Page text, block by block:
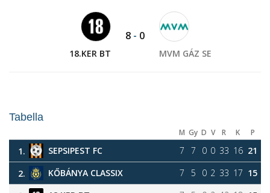
18.KER BT
8 - 0
MVM GÁZ SE
Tabella
M Gy D V R K P
1. SEPSIPEST FC 7 7 0 0 33 16 21
2.
KŐBÁNYA CLASSIX 7 5 0 2 33 17 15